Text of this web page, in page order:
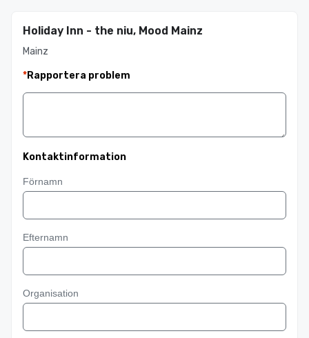
Holiday Inn - the niu, Mood Mainz
Mainz
*Rapportera problem
Kontaktinformation
Förnamn
Efternamn
Organisation